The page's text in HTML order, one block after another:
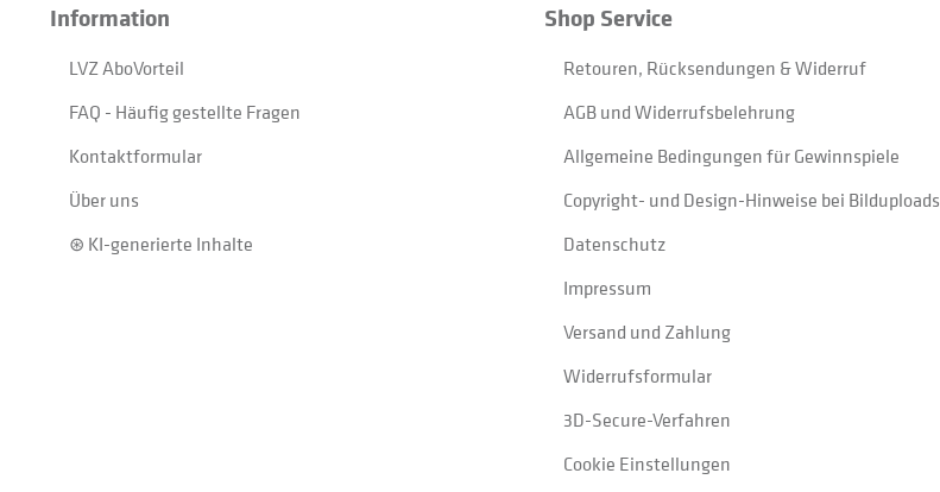
Information
LVZ AboVorteil
FAQ - Häufig gestellte Fragen
Kontaktformular
Über uns
⊛ KI-generierte Inhalte
Shop Service
Retouren, Rücksendungen & Widerruf
AGB und Widerrufsbelehrung
Allgemeine Bedingungen für Gewinnspiele
Copyright- und Design-Hinweise bei Bilduploads
Datenschutz
Impressum
Versand und Zahlung
Widerrufsformular
3D-Secure-Verfahren
Cookie Einstellungen